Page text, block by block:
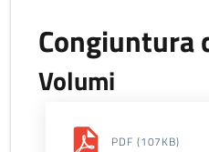
Congiuntura
Volumi
PDF (107KB)